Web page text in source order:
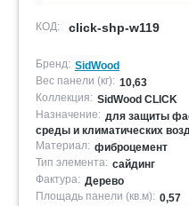
КОД: click-shp-w119
Бренд: SidWood
Вес панели (кг): 10,63
Коллекция: SidWood CLICK
Назначение: для защиты
среды и климатических
Материал: фиброцемент
Тип элемента: сайдинг
Фактура: Дерево
Площадь панели (кв.м): 0,57